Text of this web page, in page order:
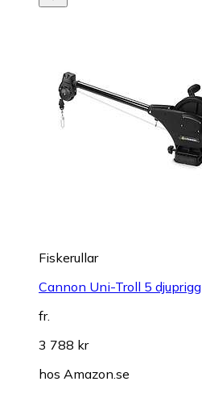
Fiskerullar
Cannon Uni-Troll 5 djuprigg
fr.
3 788 kr
hos Amazon.se